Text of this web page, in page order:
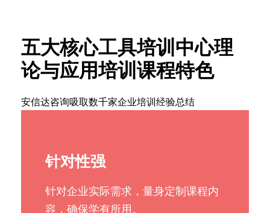
五大核心工具培训中心理
论与应用培训课程特色
安信达咨询吸取数千家企业培训经验总结
针对性强
针对企业实际需求，量身定制课程内
容，确保学有所用。